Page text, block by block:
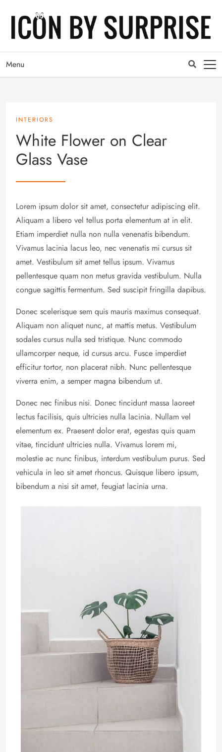
Menu
INTERIORS
White Flower on Clear
Glass Vase
Lorem ipsum dolor sit amet, consectetur adipiscing elit.
Aliquam a libero vel tellus porta elementum at in elit.
Etiam imperdiet nulla non nulla venenatis bibendum.
Vivamus lacinia lacus leo, nec venenatis mi cursus sit
amet. Vestibulum sit amet tellus ipsum. Vivamus
pellentesque quam non metus gravida vestibulum. Nulla
congue sagittis fermentum. Sed suscipit fringilla dapibus.
Donec scelerisque sem quis mauris maximus consequat.
Aliquam non aliquet nunc, at mattis metus. Vestibulum
sodales cursus nulla sed tristique. Nunc commodo
ullamcorper neque, id cursus arcu. Fusce imperdiet
efficitur tortor, non placerat nibh. Nunc pellentesque
viverra enim, a semper magna bibendum ut.
Donec nec finibus nisi. Donec tincidunt massa laoreet
lectus facilisis, quis ultricies nulla lacinia. Nullam vel
elementum ex. Praesent dolor erat, egestas quis quam
vitae, tincidunt ultricies nulla. Vivamus lorem mi,
molestie ac nunc finibus, interdum vestibulum purus. Sed
vehicula in leo sit amet rhoncus. Quisque libero ipsum,
bibendum a nisi sit amet, feugiat lacinia urna.